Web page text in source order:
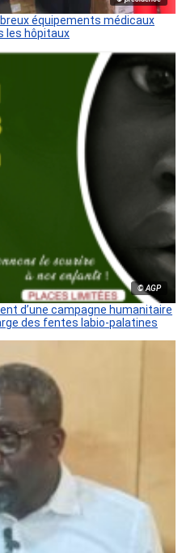
équipements médicaux
les hôpitaux
© AGP
d’une campagne humanitaire
des fentes labio-palatines